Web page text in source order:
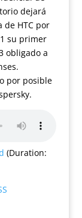
dejará
HTC por
su primer
obligado a
por posible
(Duration: